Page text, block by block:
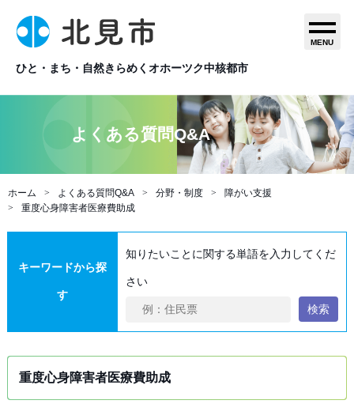
ひと・まち・自然きらめくオホーツク中核都市
MENU
よくある質問Q&A
ホーム よくある質問Q&A 分野・制度
障がい支援
重度心身障害者医療費助成
キーワードから探
す
知りたいことに関する単語を入力してくだ
さい
検索
重度心身障害者医療費助成